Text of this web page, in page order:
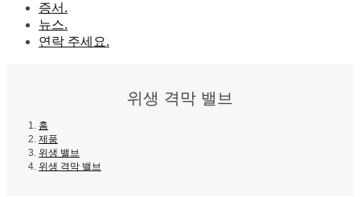
증서.
뉴스.
연락 주세요.
위생 격막 밸브
홈
제품
위생 밸브
위생 격막 밸브